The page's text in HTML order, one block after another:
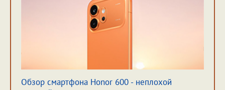
Обзор смартфона Honor 600 - неплохой